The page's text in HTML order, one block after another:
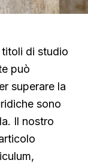
di studio
può
superare la
sono
Il nostro